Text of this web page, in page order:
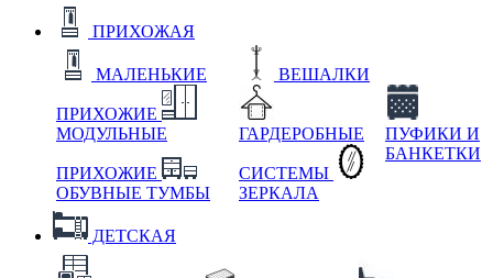
ПРИХОЖАЯ
МАЛЕНЬКИЕ
ПРИХОЖИЕ
МОДУЛЬНЫЕ
ПРИХОЖИЕ
ОБУВНЫЕ ТУМБЫ
ВЕШАЛКИ
ГАРДЕРОБНЫЕ
СИСТЕМЫ
ЗЕРКАЛА
ПУФИКИ И
БАНКЕТКИ
ДЕТСКАЯ